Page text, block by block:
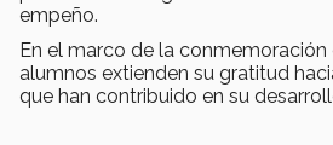
empeño.
En el marco de la
alumnos extienden su gratitud
que han contribuido en su